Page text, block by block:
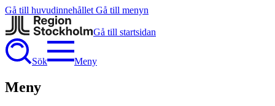
Gå till huvudinnehållet Gå till menyn
Gå till startsidan
Sök Meny
Meny